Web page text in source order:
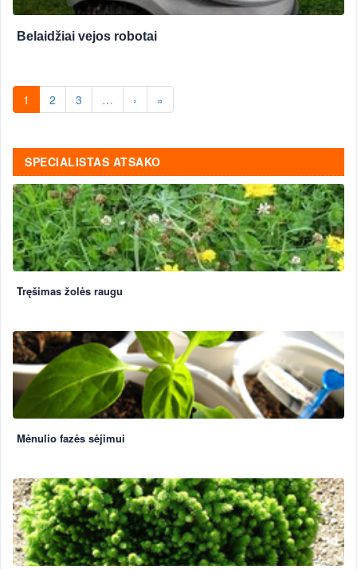
Belaidžiai vejos robotai
1 2 3 … › »
SPECIALISTAS ATSAKO
Tręšimas žolės raugu
Mėnulio fazės sėjimui